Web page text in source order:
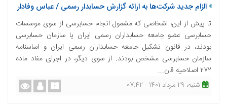
الزام جدید شرکت‌ها به ارائه گزارش حسابدار رسمی / عباس وفادار
تا پیش از این، اشخاصی که مشمول انجام حسابرسی از سوی موسسات
حسابرسی عضو جامعه حسابداران رسمی ایران یا سازمان حسابرسی
بودند، در قانون تشکیل جامعه حسابداران رسمی ایران و اساسنامه
سازمان حسابرسی مشخص بودند. از سوی دیگر، در اجرای مفاد ماده
۲۷۲ اصلاحیه قان...
شنبه، 29 مرداد 1401 - 07:42